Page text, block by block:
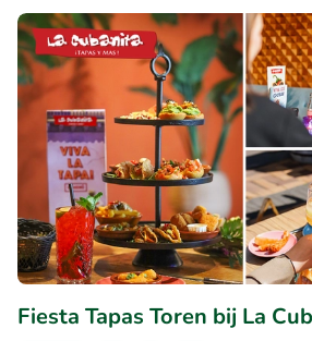
Fiesta Tapas Toren bij La